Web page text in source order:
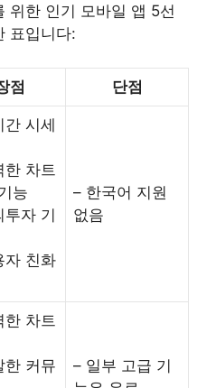
위한 인기 모바일 앱 5선
표입니다:
점 단점
간 시세
한 차트
능
투자 기
자 친화
– 한국어 지원
없음
한 차트
한 커뮤
– 일부 고급 기